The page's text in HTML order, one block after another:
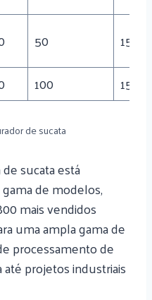
50
15
100 15
de sucata
sucata está
de modelos,
mais vendidos
uma ampla gama de
processamento de
projetos industriais